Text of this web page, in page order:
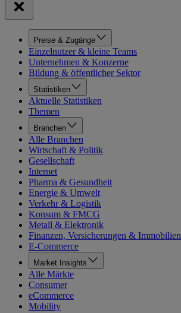
Preise & Zugänge
Einzelnutzer & kleine Teams
Unternehmen & Konzerne
Bildung & öffentlicher Sektor
Statistiken
Aktuelle Statistiken
Themen
Branchen
Alle Branchen
Wirtschaft & Politik
Gesellschaft
Internet
Pharma & Gesundheit
Energie & Umwelt
Verkehr & Logistik
Konsum & FMCG
Metall & Elektronik
Finanzen, Versicherungen & Immobilien
E-Commerce
Market Insights
Alle Märkte
Consumer
eCommerce
Mobility